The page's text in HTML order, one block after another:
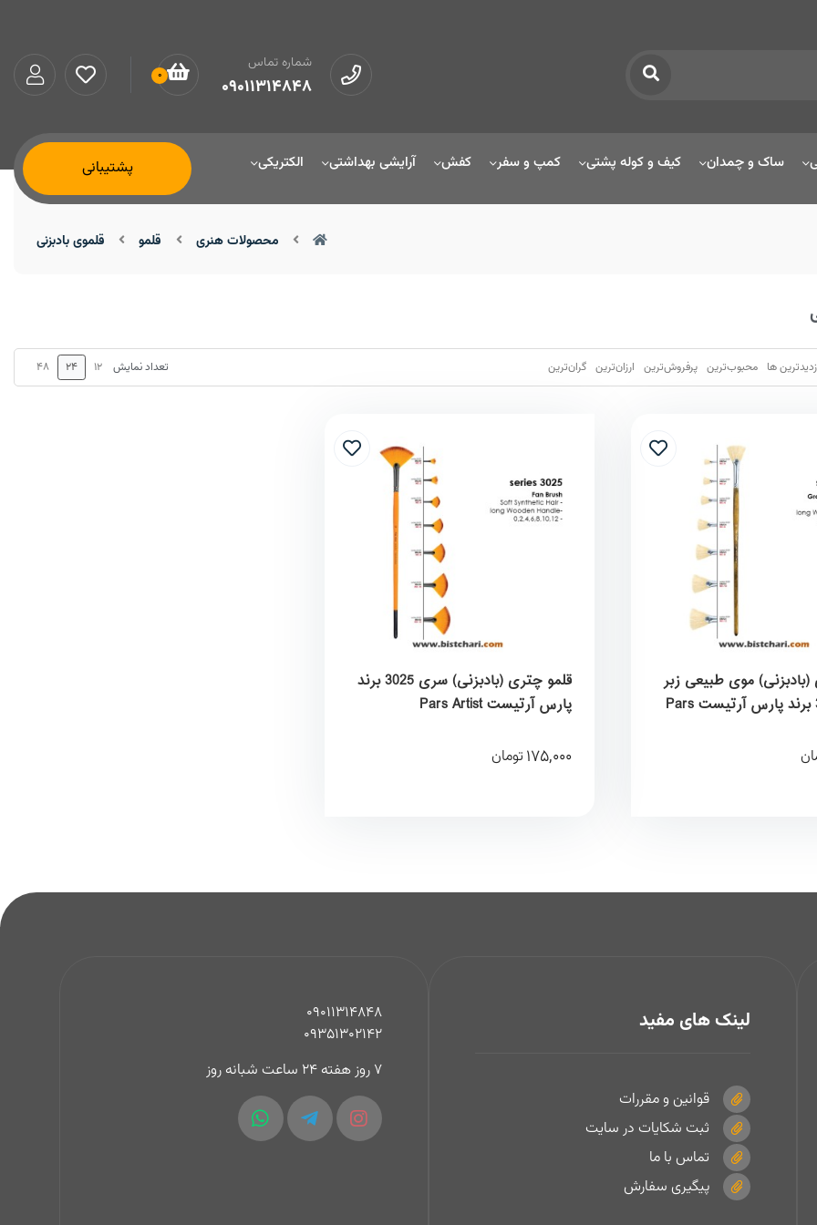
شماره تماس
09011314848
0
ساک و چمدان کیف و کوله پشتی کمپ و سفر کفش آرایشی بهداشتی الکتریکی پشتیبانی
محصولات هنری قلمو قلموی بادبزنی
ها محبوب‌‌ترین پرفروش‌ترین ارزان‌ترین گران‌ترین تعداد نمایش 12
24
48
موی طبیعی زبر
سری 3020 برند پارس آرتیست Pars
قلمو چتری (بادبزنی) سری 3025 برند
پارس آرتیست Pars Artist
175,000 تومان
لینک های مفید
قوانین و مقررات
ثبت شکایات در سایت
تماس با ما
پیگیری سفارش
09011314848
09351302142
7 روز هفته 24 ساعت شبانه روز